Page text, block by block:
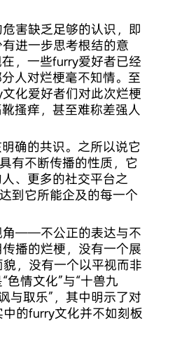
害缺乏足够的认识，即
进一步思考根结的意
，一些furry爱好者已经
人对烂梗毫不知情。至
化爱好者们对此次烂梗
搔痒，甚至难称差强人
确的共识。之所以说它
有不断传播的性质，它
、更多的社交平台之
到它所能企及的每一个
角——不公正的表达与不
播的烂梗，没有一个展
，没有一个以平视而非
情文化”与“十兽九
与取乐”，其中明示了对
的furry文化并不如刻板